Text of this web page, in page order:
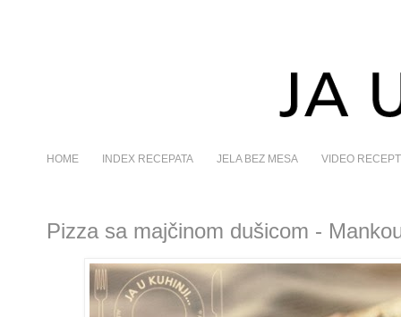
HOME INDEX RECEPATA JELA BEZ MESA VIDEO
Pizza sa majčinom dušicom -